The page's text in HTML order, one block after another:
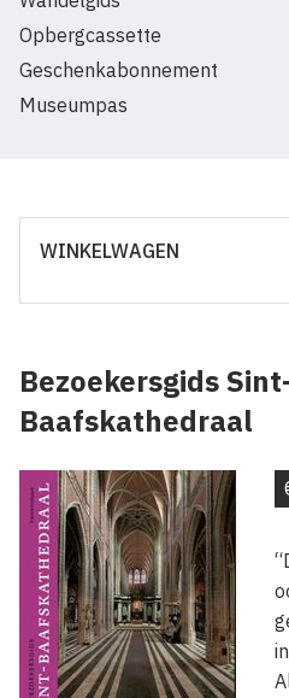
Bezoekersgids
Baafskathedraal
Opbergcassette
Geschenkabonnement
Museumpas
WINKELWAGEN